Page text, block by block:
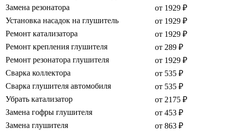
Замена резонатора
от 1929 ₽
Установка насадок на глушитель
от 1929 ₽
Ремонт катализатора
от 1929 ₽
Ремонт крепления глушителя
от 289 ₽
Ремонт резонатора глушителя
от 1929 ₽
Сварка коллектора
от 535 ₽
Сварка глушителя автомобиля
от 535 ₽
Убрать катализатор
от 2175 ₽
Замена гофры глушителя
от 453 ₽
Замена глушителя
от 863 ₽